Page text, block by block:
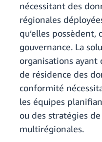
nécessitant des
régionales
qu’elles possèdent,
gouvernance. La
organisations ayant
de résidence des
conformité
les équipes
ou des stratégies
multirégionales.